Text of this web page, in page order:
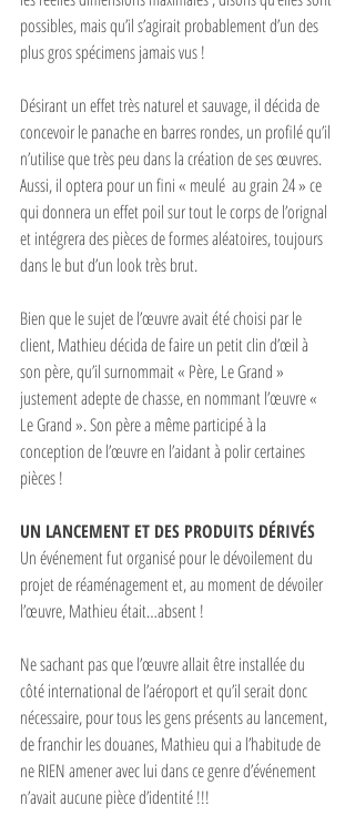
possibles, mais qu’il s’agirait probablement d’un des
plus gros spécimens jamais vus !
Désirant un effet très naturel et sauvage, il décida de
concevoir le panache en barres rondes, un profilé qu’il
n’utilise que très peu dans la création de ses œuvres.
Aussi, il optera pour un fini « meulé  au grain 24 » ce
qui donnera un effet poil sur tout le corps de l’orignal
et intégrera des pièces de formes aléatoires, toujours
dans le but d’un look très brut.
Bien que le sujet de l’œuvre avait été choisi par le
client, Mathieu décida de faire un petit clin d’œil à
son père, qu’il surnommait « Père, Le Grand »
justement adepte de chasse, en nommant l’œuvre «
Le Grand ». Son père a même participé à la
conception de l’œuvre en l’aidant à polir certaines
pièces !
UN LANCEMENT ET DES PRODUITS DÉRIVÉS
Un événement fut organisé pour le dévoilement du
projet de réaménagement et, au moment de dévoiler
l’œuvre, Mathieu était…absent !
Ne sachant pas que l’œuvre allait être installée du
côté international de l’aéroport et qu’il serait donc
nécessaire, pour tous les gens présents au lancement,
de franchir les douanes, Mathieu qui a l’habitude de
ne RIEN amener avec lui dans ce genre d’événement
n’avait aucune pièce d’identité !!!